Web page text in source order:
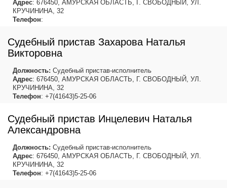
Адрес: 676450, АМУРСКАЯ ОБЛАСТЬ, Г. СВОБОДНЫЙ, УЛ.
КРУЧИНИНА, 32
Телефон:
Судебный пристав Захарова Наталья
Викторовна
Должность: Судебный пристав-исполнитель
Адрес: 676450, АМУРСКАЯ ОБЛАСТЬ, Г. СВОБОДНЫЙ, УЛ.
КРУЧИНИНА, 32
Телефон: +7(41643)5-25-06
Судебный пристав Инцелевич Наталья
Александровна
Должность: Судебный пристав-исполнитель
Адрес: 676450, АМУРСКАЯ ОБЛАСТЬ, Г. СВОБОДНЫЙ, УЛ.
КРУЧИНИНА, 32
Телефон: +7(41643)5-25-06